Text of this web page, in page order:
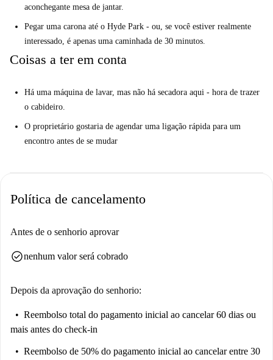
mais próxima, que o levará ao Hyde Park em pouco mais de 5 minutos.
Seus 3 principais motivos para morar aqui:
A sala é iluminada, espaçosa e elegante.
A cozinha moderna tem muito espaço no banco e uma mesa de
Você está a uma viagem rápida do Hyde Park.
Mas você precisa saber disso ...
Há uma máquina de lavar, mas não há secadora aqui - hora de tirar o
cabideiro.
Tavistock Crescent, Londres. Possui uma sala de estar ensolarada e
experimentar um local tranquilo perto de Hyde e Regent Park. Você está
do centro da cidade. Conveniência ao máximo.
aconchegante mesa de jantar.
Pegar uma carona até o Hyde Park - ou, se você estiver realmente
interessado, é apenas uma caminhada de 30 minutos.
Coisas a ter em conta
Há uma máquina de lavar, mas não há secadora aqui - hora de trazer
o cabideiro.
O proprietário gostaria de agendar uma ligação rápida para um
encontro antes de se mudar
Política de cancelamento
Antes de o senhorio aprovar
check_circlenenhum valor será cobrado
Depois da aprovação do senhorio:
Reembolso total do pagamento inicial ao cancelar 60 dias ou
mais antes do check-in
Reembolso de 50% do pagamento inicial ao cancelar entre 30